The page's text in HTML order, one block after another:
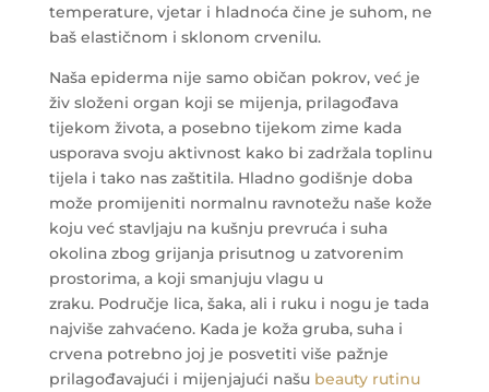
temperature, vjetar i hladnoća čine je suhom, ne
baš elastičnom i sklonom crvenilu.
Naša epiderma nije samo običan pokrov, već je
živ složeni organ koji se mijenja, prilagođava
tijekom života, a posebno tijekom zime kada
usporava svoju aktivnost kako bi zadržala toplinu
tijela i tako nas zaštitila. Hladno godišnje doba
može promijeniti normalnu ravnotežu naše kože
koju već stavljaju na kušnju prevruća i suha
okolina zbog grijanja prisutnog u zatvorenim
prostorima, a koji smanjuju vlagu u
zraku. Područje lica, šaka, ali i ruku i nogu je tada
najviše zahvaćeno. Kada je koža gruba, suha i
crvena potrebno joj je posvetiti više pažnje
prilagođavajući i mijenjajući našu beauty rutinu